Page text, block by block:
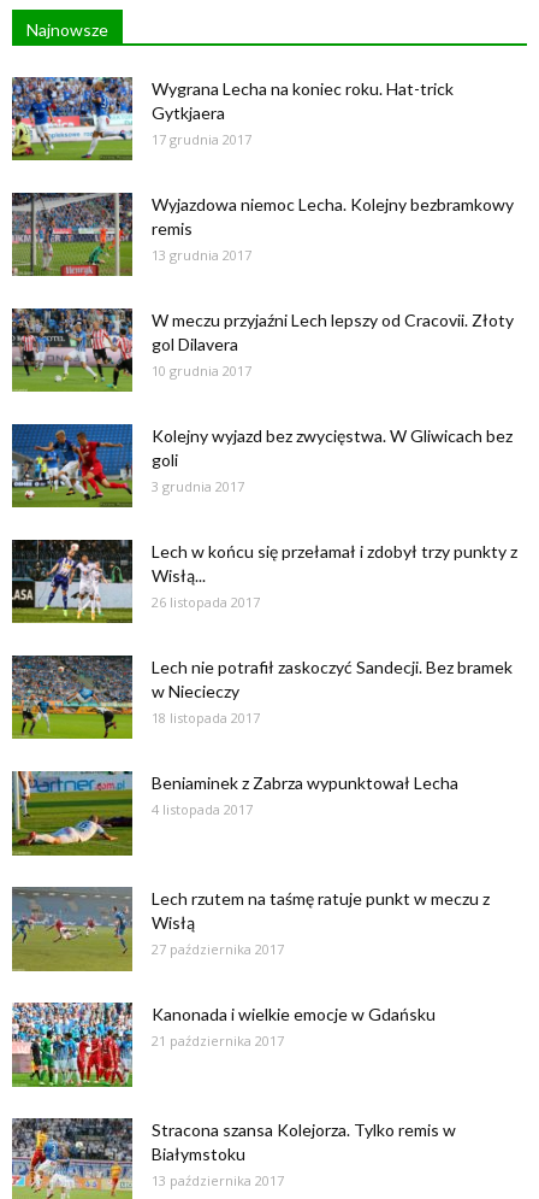
Najnowsze
Wygrana Lecha na koniec roku. Hat-trick
Gytkjaera
17 grudnia 2017
Wyjazdowa niemoc Lecha. Kolejny bezbramkowy
remis
13 grudnia 2017
W meczu przyjaźni Lech lepszy od Cracovii. Złoty
gol Dilavera
10 grudnia 2017
Kolejny wyjazd bez zwycięstwa. W Gliwicach bez
goli
3 grudnia 2017
Lech w końcu się przełamał i zdobył trzy punkty z
Wisłą...
26 listopada 2017
Lech nie potrafił zaskoczyć Sandecji. Bez bramek
w Niecieczy
18 listopada 2017
Beniaminek z Zabrza wypunktował Lecha
4 listopada 2017
Lech rzutem na taśmę ratuje punkt w meczu z
Wisłą
27 października 2017
Kanonada i wielkie emocje w Gdańsku
21 października 2017
Stracona szansa Kolejorza. Tylko remis w
Białymstoku
13 października 2017